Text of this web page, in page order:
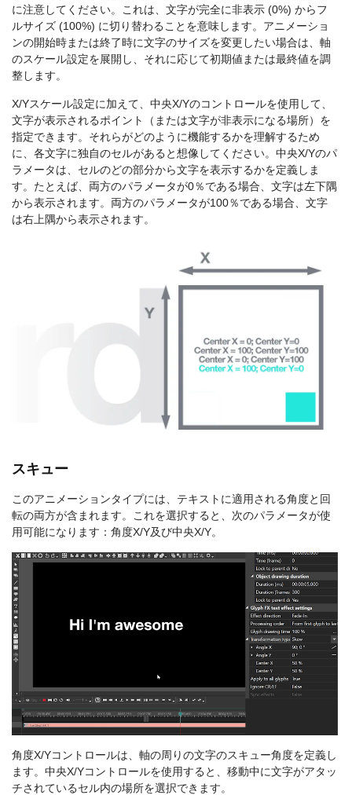
に注意してください。これは、文字が完全に非表示 (0%) からフ
ルサイズ (100%) に切り替わることを意味します。アニメーショ
ンの開始時または終了時に文字のサイズを変更したい場合は、軸
のスケール設定を展開し、それに応じて初期値または最終値を調
整します。
X/Yスケール設定に加えて、中央X/Yのコントロールを使用して、
文字が表示されるポイント（または文字が非表示になる場所）を
指定できます。それらがどのように機能するかを理解するため
に、各文字に独自のセルがあると想像してください。中央X/Yのパ
ラメータは、セルのどの部分から文字を表示するかを定義しま
す。たとえば、両方のパラメータが0％である場合、文字は左下隅
から表示されます。両方のパラメータが100％である場合、文字
は右上隅から表示されます。
スキュー
このアニメーションタイプには、テキストに適用される角度と回
転の両方が含まれます。これを選択すると、次のパラメータが使
用可能になります：角度X/Y及び中央X/Y。
角度X/Yコントロールは、軸の周りの文字のスキュー角度を定義し
ます。中央X/Yコントロールを使用すると、移動中に文字がアタッ
チされているセル内の場所を選択できます。